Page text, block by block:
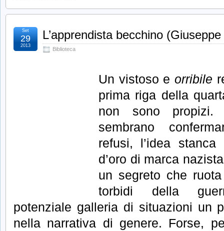
L’apprendista becchino
Biblioteca
Set
29
2013
Un vistoso eorribile
prima riga della
non sono
sembrano
refusi, l’idea
d’oro di marca
un segreto che
torbidi della
potenziale galleria di situazioni un
nella narrativa di genere. Forse,